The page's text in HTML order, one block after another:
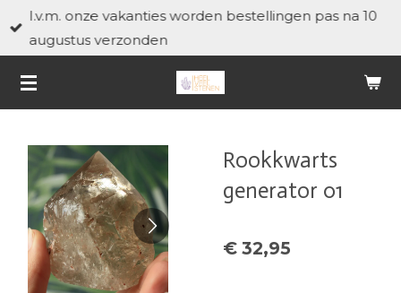
Ga
direct
de
I.v.m. onze vakanties worden bestellingen pas na 10
augustus verzonden
Rookkwarts
generator 01
€ 32,95